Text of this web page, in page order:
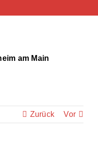
am Main
Zurück Vor